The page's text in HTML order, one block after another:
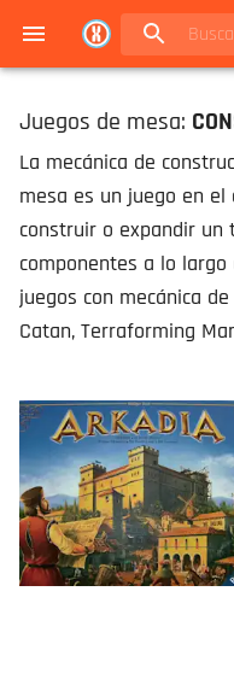
Juegos de mesa:
La mecánica de
mesa es un juego en
construir o expandir
componentes a lo
juegos con mecánica
Catan, Terraforming
Navigated to Juegos de mesa